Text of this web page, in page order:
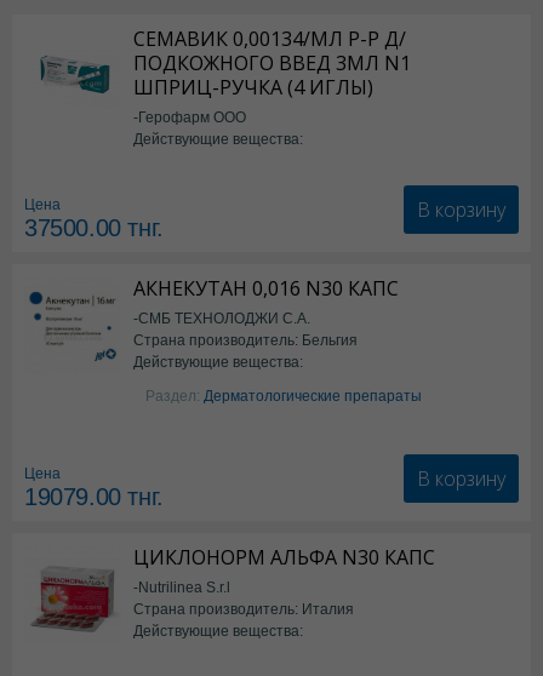
СЕМАВИК 0,00134/МЛ Р-Р Д/
ПОДКОЖНОГО ВВЕД 3МЛ N1
ШПРИЦ-РУЧКА (4 ИГЛЫ)
-Герофарм ООО
Действующие вещества:
Цена
37500.00тнг.
В корзину
АКНЕКУТАН 0,016 N30 КАПС
-СМБ ТЕХНОЛОДЖИ С.А.
Страна производитель: Бельгия
Действующие вещества:
Изотретиноин
Раздел: Дерматологические препараты
Цена
19079.00тнг.
В корзину
ЦИКЛОНОРМ АЛЬФА N30 КАПС
-Nutrilinea S.r.l
Страна производитель: Италия
Действующие вещества: